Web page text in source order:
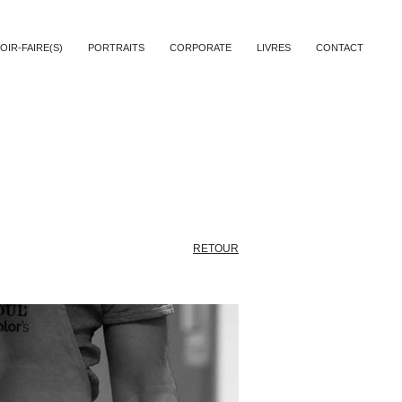
FAIRE(S) PORTRAITS CORPORATE LIVRES CONTACT
RETOUR